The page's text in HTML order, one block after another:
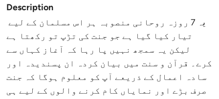
Description
تیار کیا گیا ہے جو جنت کی تڑپ تو رکھتا ہے
لیکن یہ سمجھ نہیں پا رہا کہ آغاز کہاں سے
کرے۔ قرآن و سنت میں بیان کردہ ان پسندیدہ اور
سادہ اعمال کے ذریعے آپ کو معلوم ہوگا کہ جنت
صرف بڑے اور نمایاں کام کرنے والوں کے لیے ہی